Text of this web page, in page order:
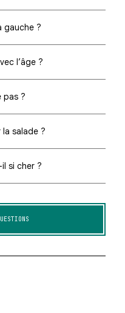
gauche ?
l’âge ?
pas ?
salade ?
si cher ?